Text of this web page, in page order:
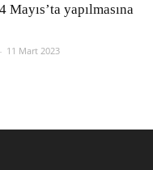
yapılmasına
- 11 Mart 2023